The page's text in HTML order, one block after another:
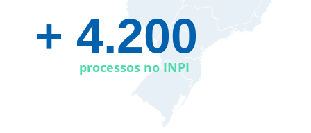
+ 4.200
processos no INPI